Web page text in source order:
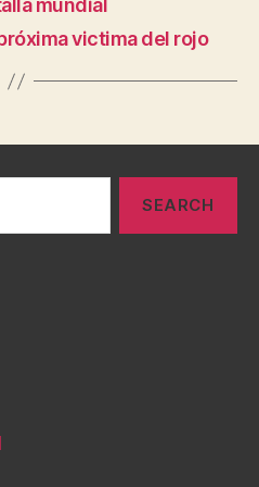
mundial
victima del rojo